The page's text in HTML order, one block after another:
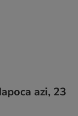
azi, 23